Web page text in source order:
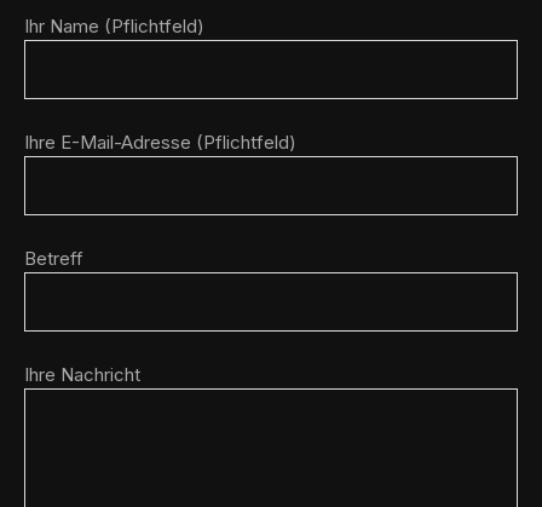
Ihr Name (Pflichtfeld)
Ihre E-Mail-Adresse (Pflichtfeld)
Betreff
Ihre Nachricht